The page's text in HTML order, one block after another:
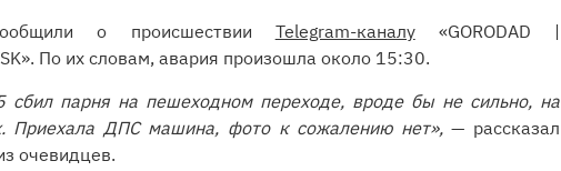
о происшествии Telegram-каналу«GORODAD |
По их словам, авария произошла около 15:30.
сбил парня на пешеходном переходе, вроде бы не сильно, на
Приехала ДПС машина, фото к сожалению нет»,— рассказал
очевидцев.